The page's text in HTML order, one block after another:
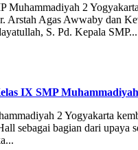
2
Arstah Agas Awwaby dan
S. Pd. Kepala SMP...
IX SMP
2 Yogyakarta
sebagai bagian dari upaya